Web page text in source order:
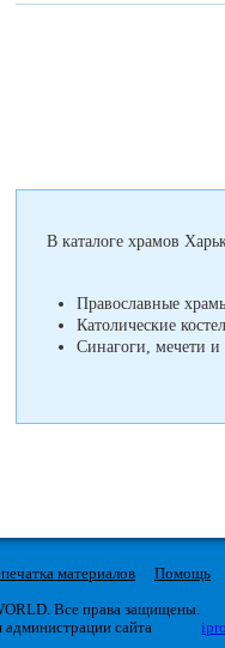
В каталоге храмов
Православные
Католические
Синагоги, мечети и
материалов Помощь
Все права защищены.
администрации сайта